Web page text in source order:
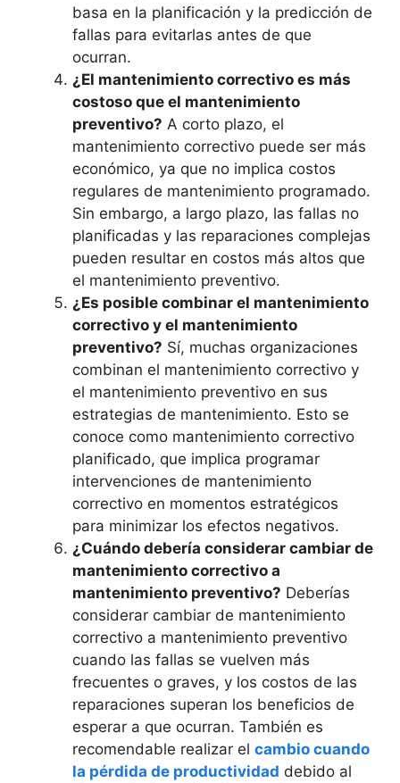
basa en la planificación y la predicción de
fallas para evitarlas antes de que
ocurran.
¿El mantenimiento correctivo es más
costoso que el mantenimiento
preventivo? A corto plazo, el
mantenimiento correctivo puede ser más
económico, ya que no implica costos
regulares de mantenimiento programado.
Sin embargo, a largo plazo, las fallas no
planificadas y las reparaciones complejas
pueden resultar en costos más altos que
el mantenimiento preventivo.
¿Es posible combinar el mantenimiento
correctivo y el mantenimiento
preventivo? Sí, muchas organizaciones
combinan el mantenimiento correctivo y
el mantenimiento preventivo en sus
estrategias de mantenimiento. Esto se
conoce como mantenimiento correctivo
planificado, que implica programar
intervenciones de mantenimiento
correctivo en momentos estratégicos
para minimizar los efectos negativos.
¿Cuándo debería considerar cambiar de
mantenimiento correctivo a
mantenimiento preventivo? Deberías
considerar cambiar de mantenimiento
correctivo a mantenimiento preventivo
cuando las fallas se vuelven más
frecuentes o graves, y los costos de las
reparaciones superan los beneficios de
esperar a que ocurran. También es
recomendable realizar el cambio cuando
la pérdida de productividad debido al